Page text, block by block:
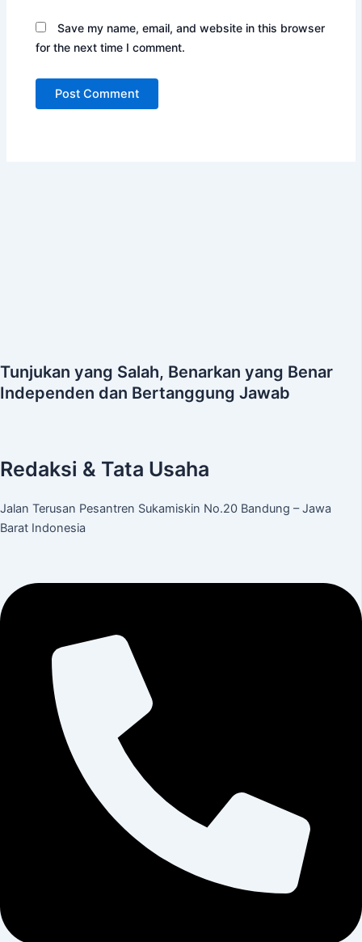
Save my name, email, and website in this browser
for the next time I comment.
Tunjukan yang Salah, Benarkan yang Benar
Independen dan Bertanggung Jawab
Redaksi & Tata Usaha
Jalan Terusan Pesantren Sukamiskin No.20 Bandung – Jawa
Barat Indonesia